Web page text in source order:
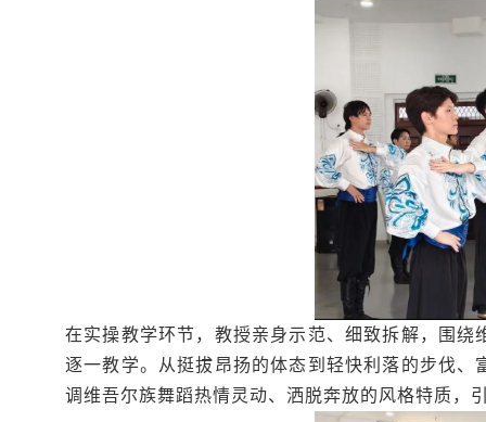
在实操教学环节，教授亲身示范、细致拆解，围
逐一教学。从挺拔昂扬的体态到轻快利落的步伐、
调维吾尔族舞蹈热情灵动、洒脱奔放的风格特质，